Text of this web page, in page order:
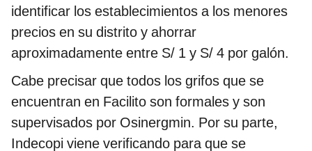
identificar los establecimientos a los menores
precios en su distrito y ahorrar
aproximadamente entre S/ 1 y S/ 4 por galón.
Cabe precisar que todos los grifos que se
encuentran en Facilito son formales y son
supervisados por Osinergmin. Por su parte,
Indecopi viene verificando para que se